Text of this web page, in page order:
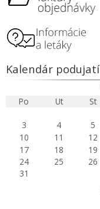
Kalendár podujatí
Po
Ut St
3
4 5
10
11 12
17
18 19
24
25 26
31